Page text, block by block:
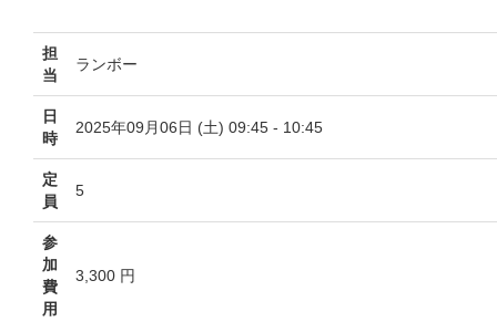
担
当
ランボー
日
時
2025年09月06日 (土) 09:45 - 10:45
定
員
5
参
加
費
用
3,300 円